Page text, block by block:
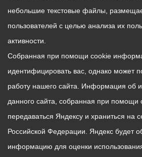
небольшие текстовые файлы,
пользователей с целью анализа их
активности.
Собранная при помощи cookie
идентифицировать вас, однако может
работу нашего сайта. Информация об
данного сайта, собранная при помощи
передаваться Яндексу и храниться на
Российской Федерации. Яндекс будет
информацию для оценки